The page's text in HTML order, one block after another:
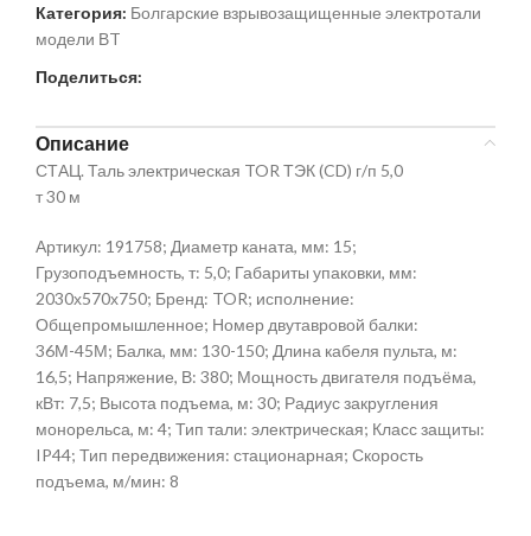
Категория: Болгарские взрывозащищенные электротали
модели ВT
Поделиться:
Описание
СТАЦ. Таль электрическая TOR ТЭК (CD) г/п 5,0
т 30 м
Артикул: 191758; Диаметр каната, мм: 15;
Грузоподъемность, т: 5,0; Габариты упаковки, мм:
2030х570х750; Бренд: TOR; исполнение:
Общепромышленное; Номер двутавровой балки:
36М-45М; Балка, мм: 130-150; Длина кабеля пульта, м:
16,5; Напряжение, В: 380; Мощность двигателя подъёма,
кВт: 7,5; Высота подъема, м: 30; Радиус закругления
монорельса, м: 4; Тип тали: электрическая; Класс защиты:
IP44; Тип передвижения: стационарная; Скорость
подъема, м/мин: 8